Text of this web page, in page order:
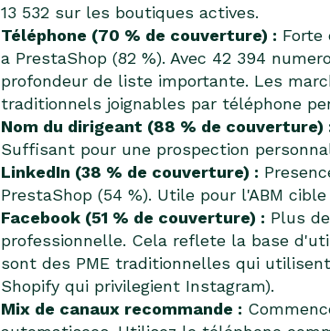
13 532 sur les boutiques actives.
Téléphone (70 % de couverture) : Forte
a PrestaShop (82 %). Avec 42 394
profondeur de liste importante. Les
traditionnels joignables par téléphone
Nom du dirigeant (88 % de couverture)
Suffisant pour une prospection
LinkedIn (38 % de couverture) :
PrestaShop (54 %). Utile pour l'ABM
Facebook (51 % de couverture) : Plus
professionnelle. Cela reflete la base
sont des PME traditionnelles qui
Shopify qui privilegient Instagram).
Mix de canaux recommande :